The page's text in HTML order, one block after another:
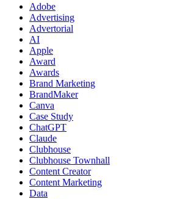
Adobe
Advertising
Advertorial
AI
Apple
Award
Awards
Brand Marketing
BrandMaker
Canva
Case Study
ChatGPT
Claude
Clubhouse
Clubhouse Townhall
Content Creator
Content Marketing
Data